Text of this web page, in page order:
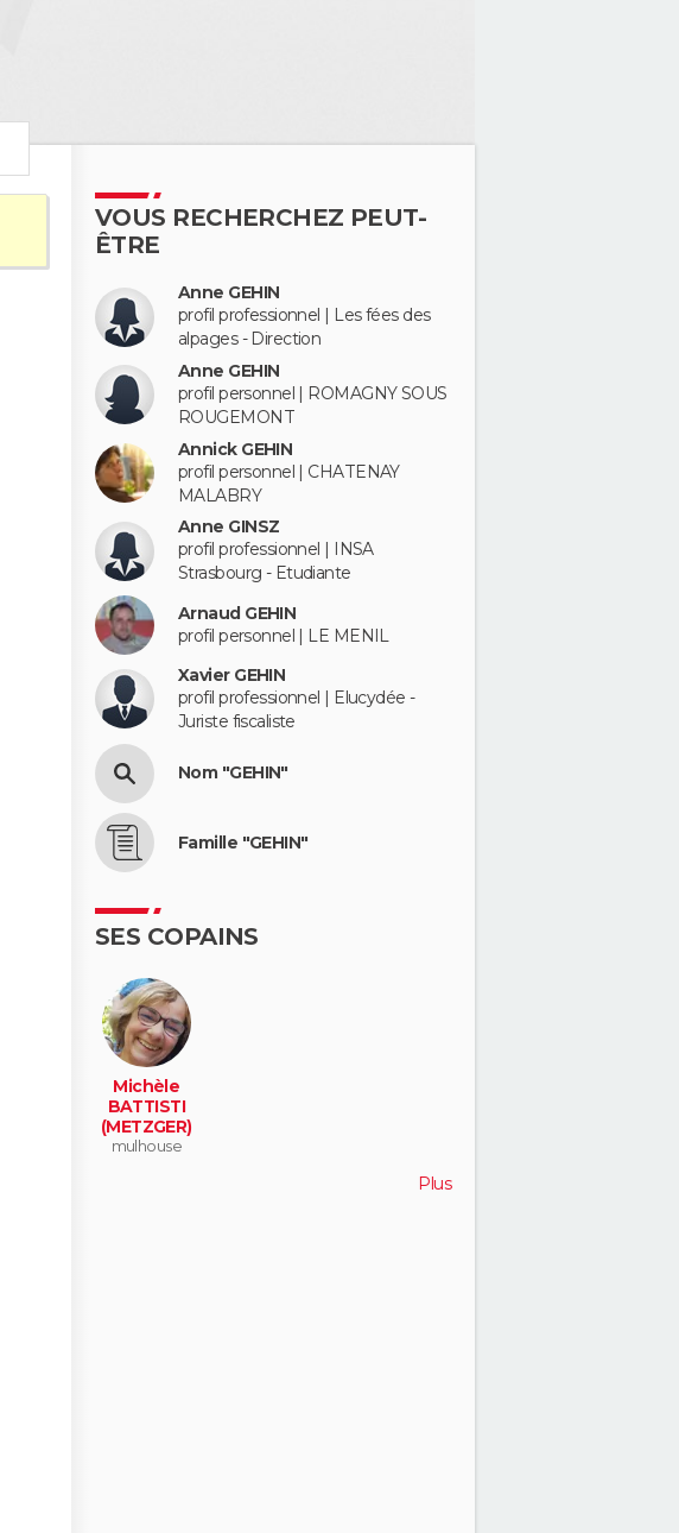
VOUS RECHERCHEZ PEUT-
ÊTRE
Anne GEHIN
profil professionnel | Les fées des
alpages - Direction
Anne GEHIN
profil personnel | ROMAGNY SOUS
ROUGEMONT
Annick GEHIN
profil personnel | CHATENAY
MALABRY
Anne GINSZ
profil professionnel | INSA
Strasbourg - Etudiante
Arnaud GEHIN
profil personnel | LE MENIL
Xavier GEHIN
profil professionnel | Elucydée -
Juriste fiscaliste
Nom "GEHIN"
Famille "GEHIN"
SES COPAINS
Michèle
BATTISTI
(METZGER)
mulhouse
Plus